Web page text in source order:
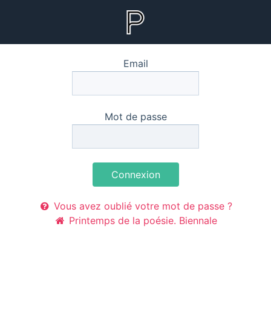
Email
Mot de passe
Connexion
Vous avez oublié votre mot de passe ?
Printemps de la poésie. Biennale